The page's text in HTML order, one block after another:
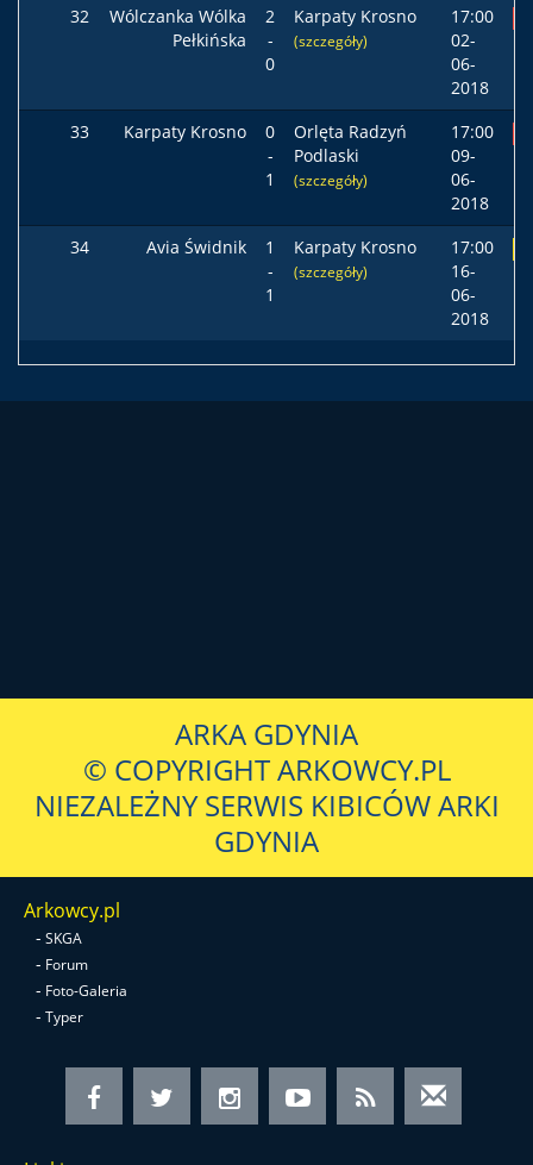
32
Wólczanka Wólka
Pełkińska
2
-
0
Karpaty Krosno
(szczegóły)
17:00
02-
06-
2018
33 Karpaty Krosno
0
-
1
Orlęta Radzyń
Podlaski
(szczegóły)
17:00
09-
06-
2018
34 Avia Świdnik
1
-
1
Karpaty Krosno
(szczegóły)
17:00
16-
06-
2018
ARKA GDYNIA
© COPYRIGHT ARKOWCY.PL
NIEZALEŻNY SERWIS KIBICÓW ARKI
GDYNIA
Arkowcy.pl
- SKGA
- Forum
- Foto-Galeria
- Typer